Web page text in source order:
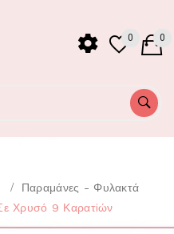
0 0
Παραμάνες - Φυλακτά
Χρυσό 9 Καρατiών